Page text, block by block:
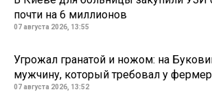
почти на 6 миллионов
07 августа 2026, 13:55
Угрожал гранатой и ножом: на
мужчину, который требовал у
07 августа 2026, 13:52